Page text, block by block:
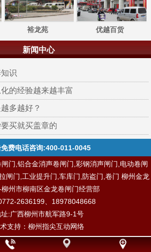
裕龙苑 优越百货
新闻中心
识
的经验越来越丰富
多越好？
买就买盖章的
免费电话咨询:400-011-0045
门,铝合金消声卷闸门,彩钢消声闸门,电动卷闸
闸门,工业提升门,车库门,防盗门,卷门 柳州金龙
州市柳南区金龙卷闸门经营部
2636199、18978048668
:广西柳州市航军路9-1号
支持： 柳州指尖互动网络